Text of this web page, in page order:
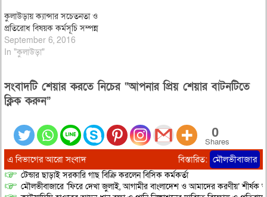
অনুষ্ঠিত হয়। সিভিল সার্জন ডাঃ
সত্যকাম চক্রবর্তী এর সভাপতিত্বে
এবং সিনিয়র স্বাস্থ্য শিক্ষা কর্মকর্তা
নাসির…
কুলাউড়ায় ক্যান্সার সচেতনতা ও
প্রতিরোধ বিষয়ক কর্মসূচি সম্পন্ন
September 6, 2016
In "কুলাউড়া"
সংবাদটি শেয়ার করতে নিচের “আপনার প্রিয় শেয়ার বাটনটিতে
ক্লিক করুন”
0
Shares
এ বিভাগের আরো সংবাদ বিস্তারিত: মৌলভীবাজার
টেন্ডার ছাড়াই সরকারি গাছ বিক্রি করলেন বিসিক কর্মকর্তা
মৌলভীবাজারে ‘ফিরে দেখা জুলাই, আগামীর বাংলাদেশ ও আমাদের করণীয়’ শীর্ষক